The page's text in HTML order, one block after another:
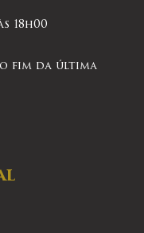
18h00
o fim da última